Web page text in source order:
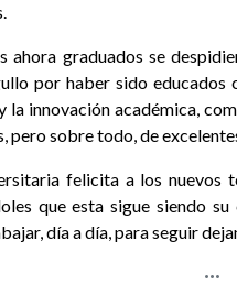
ahora graduados se
por haber sido educados
la innovación académica,
pero sobre todo, de
felicita a los nuevos
que esta sigue siendo
día a día, para seguir